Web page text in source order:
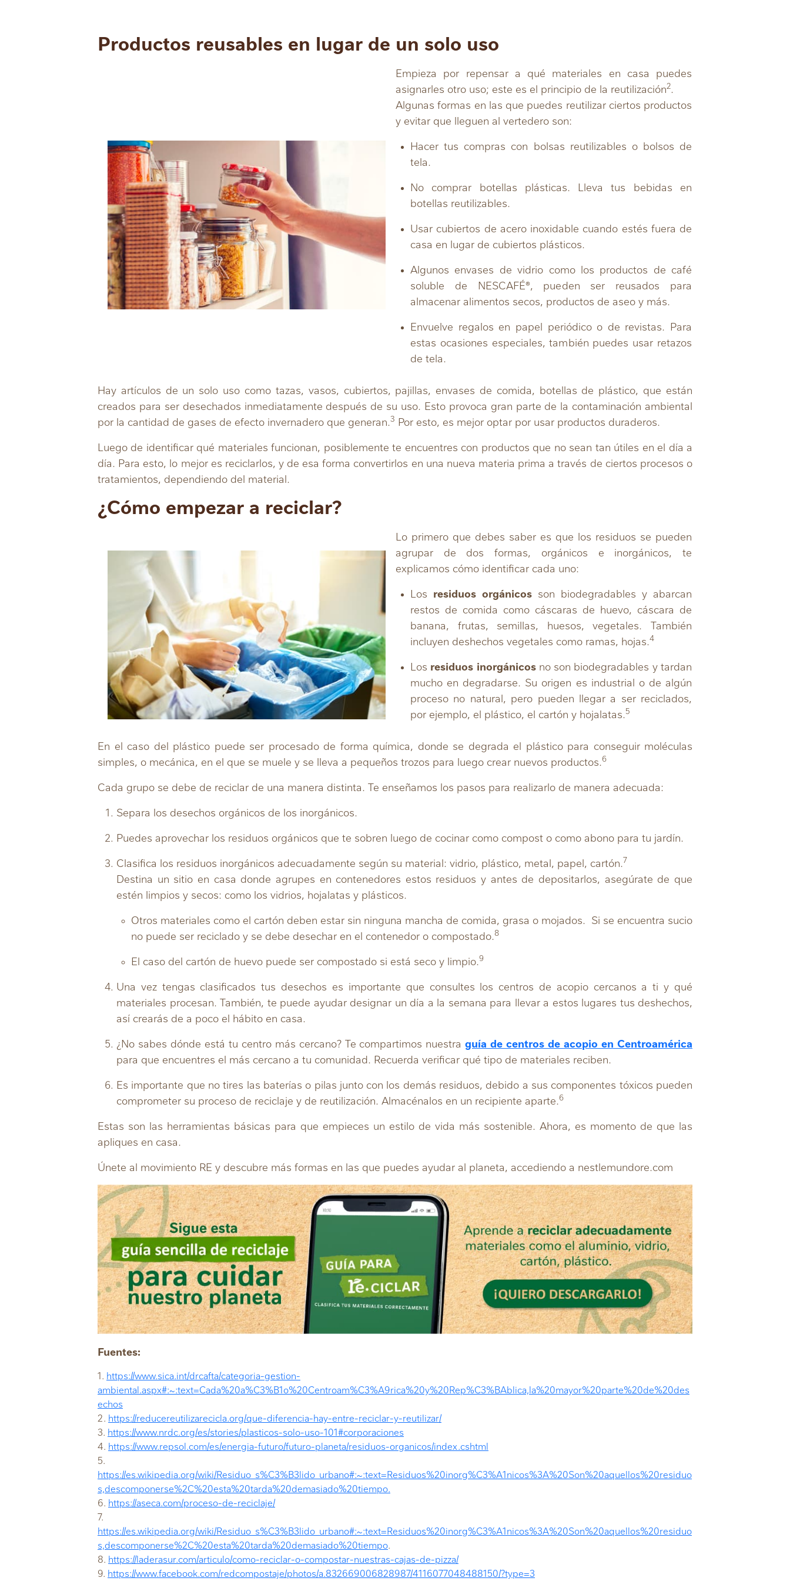
Productos reusables en lugar de un solo uso
Empieza por repensar a qué materiales en casa puedes
asignarles otro uso; este es el principio de la reutilización2.
Algunas formas en las que puedes reutilizar ciertos productos
y evitar que lleguen al vertedero son:
Hacer tus compras con bolsas reutilizables o bolsos de
tela.
No comprar botellas plásticas. Lleva tus bebidas en
botellas reutilizables.
Usar cubiertos de acero inoxidable cuando estés fuera de
casa en lugar de cubiertos plásticos.
Algunos envases de vidrio como los productos de café
soluble de NESCAFÉ®, pueden ser reusados para
almacenar alimentos secos, productos de aseo y más.
Envuelve regalos en papel periódico o de revistas. Para
estas ocasiones especiales, también puedes usar retazos
de tela.
Hay artículos de un solo uso como tazas, vasos, cubiertos, pajillas, envases de comida, botellas de plástico, que están
creados para ser desechados inmediatamente después de su uso. Esto provoca gran parte de la contaminación ambiental
por la cantidad de gases de efecto invernadero que generan.3 Por esto, es mejor optar por usar productos duraderos.
Luego de identificar qué materiales funcionan, posiblemente te encuentres con productos que no sean tan útiles en el día a
día. Para esto, lo mejor es reciclarlos, y de esa forma convertirlos en una nueva materia prima a través de ciertos procesos o
tratamientos, dependiendo del material.
¿Cómo empezar a reciclar?
Lo primero que debes saber es que los residuos se pueden
agrupar de dos formas, orgánicos e inorgánicos, te
explicamos cómo identificar cada uno:
Los residuos orgánicos son biodegradables y abarcan
restos de comida como cáscaras de huevo, cáscara de
banana, frutas, semillas, huesos, vegetales. También
incluyen deshechos vegetales como ramas, hojas.4
Los residuos inorgánicosno son biodegradables y tardan
mucho en degradarse. Su origen es industrial o de algún
proceso no natural, pero pueden llegar a ser reciclados,
por ejemplo, el plástico, el cartón y hojalatas.5
En el caso del plástico puede ser procesado de forma química, donde se degrada el plástico para conseguir moléculas
simples, o mecánica, en el que se muele y se lleva a pequeños trozos para luego crear nuevos productos.6
Cada grupo se debe de reciclar de una manera distinta. Te enseñamos los pasos para realizarlo de manera adecuada:
Separa los desechos orgánicos de los inorgánicos.
Puedes aprovechar los residuos orgánicos que te sobren luego de cocinar como compost o como abono para tu jardín.
Clasifica los residuos inorgánicos adecuadamente según su material: vidrio, plástico, metal, papel, cartón.7
Destina un sitio en casa donde agrupes en contenedores estos residuos y antes de depositarlos, asegúrate de que
estén limpios y secos: como los vidrios, hojalatas y plásticos.
Otros materiales como el cartón deben estar sin ninguna mancha de comida, grasa o mojados. Si se encuentra sucio
no puede ser reciclado y se debe desechar en el contenedor o compostado.8
El caso del cartón de huevo puede ser compostado si está seco y limpio.9
Una vez tengas clasificados tus desechos es importante que consultes los centros de acopio cercanos a ti y qué
materiales procesan. También, te puede ayudar designar un día a la semana para llevar a estos lugares tus deshechos,
así crearás de a poco el hábito en casa.
¿No sabes dónde está tu centro más cercano? Te compartimos nuestraguía de centros de acopio en Centroamérica
para que encuentres el más cercano a tu comunidad. Recuerda verificar qué tipo de materiales reciben.
Es importante que no tires las baterías o pilas junto con los demás residuos, debido a sus componentes tóxicos pueden
comprometer su proceso de reciclaje y de reutilización. Almacénalos en un recipiente aparte.6
Estas son las herramientas básicas para que empieces un estilo de vida más sostenible. Ahora, es momento de que las
apliques en casa.
Únete al movimiento RE y descubre más formas en las que puedes ayudar al planeta, accediendo a nestlemundore.com
Fuentes:
1. https://www.sica.int/drcafta/categoria-gestion-
ambiental.aspx#:~:text=Cada%20a%C3%B1o%20Centroam%C3%A9rica%20y%20Rep%C3%BAblica,la%20mayor%20parte%20de%20des
echos
2. https://reducereutilizarecicla.org/que-diferencia-hay-entre-reciclar-y-reutilizar/
3. https://www.nrdc.org/es/stories/plasticos-solo-uso-101#corporaciones
4. https://www.repsol.com/es/energia-futuro/futuro-planeta/residuos-organicos/index.cshtml
5.
https://es.wikipedia.org/wiki/Residuo_s%C3%B3lido_urbano#:~:text=Residuos%20inorg%C3%A1nicos%3A%20Son%20aquellos%20residuo
s,descomponerse%2C%20esta%20tarda%20demasiado%20tiempo.
6. https://aseca.com/proceso-de-reciclaje/
7.
https://es.wikipedia.org/wiki/Residuo_s%C3%B3lido_urbano#:~:text=Residuos%20inorg%C3%A1nicos%3A%20Son%20aquellos%20residuo
s,descomponerse%2C%20esta%20tarda%20demasiado%20tiempo.
8. https://laderasur.com/articulo/como-reciclar-o-compostar-nuestras-cajas-de-pizza/
9. https://www.facebook.com/redcompostaje/photos/a.832669006828987/4116077048488150/?type=3